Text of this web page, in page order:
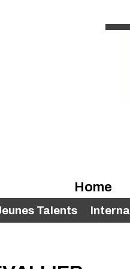
Home
Talents